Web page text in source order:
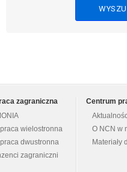
zagraniczna
wielostronna
dwustronna
zagraniczni
Centrum
O NCN w
Materiały